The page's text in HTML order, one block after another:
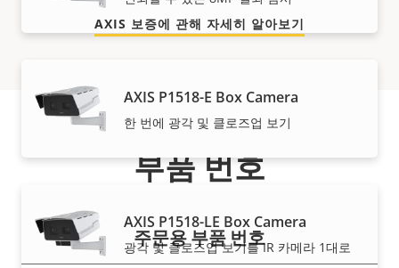
AXIS P1518-E Box Camera
한 번에 광각 및 클로즈업 보기
AXIS P1518-LE Box Camera
광각 및 클로즈업 보기를 IR 카메라 1대로
AXIS 보증에 관해 자세히 알아보기
부품 번호
주문용 부품 번호